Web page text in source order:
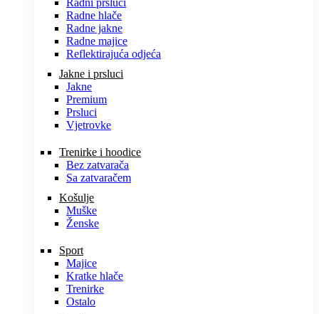
Radni prsluci
Radne hlače
Radne jakne
Radne majice
Reflektirajuća odjeća
Jakne i prsluci
Jakne
Premium
Prsluci
Vjetrovke
Trenirke i hoodice
Bez zatvarača
Sa zatvaračem
Košulje
Muške
Ženske
Sport
Majice
Kratke hlače
Trenirke
Ostalo